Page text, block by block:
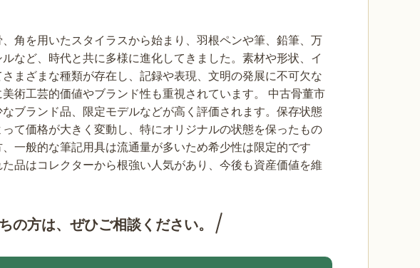
角を用いたスタイラスから始まり、羽根ペンや筆、鉛筆、万
など、時代と共に多様に進化してきました。素材や形状、イ
まざまな種類が存在し、記録や表現、文明の発展に不可欠な
術工芸的価値やブランド性も重視されています。
中古骨董市
ブランド品、限定モデルなどが高く評価されます。保存状態
て価格が大きく変動し、特にオリジナルの状態を保ったもの
一般的な筆記用具は流通量が多いため希少性は限定的です
品はコレクターから根強い人気があり、今後も資産価値を維
の方は、 ぜひご相談ください。